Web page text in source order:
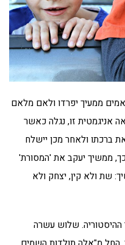
ממעיך יפרדו ולאם מלאם
אניגמטית זו, נגלה כאשר
ברכתו ולאחר מכן יישלח
ממשיך יעקב את 'המסורת'
שת ולא קין, יצחק ולא
ההיסטוריה. שלוש עשרה